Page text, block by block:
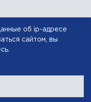
14
об ip-адресе
сайтом, вы